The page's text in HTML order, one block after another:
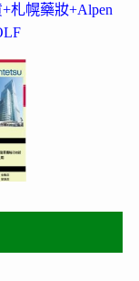
札幌藥妝+Alpen